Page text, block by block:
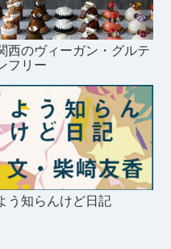
西のヴィーガン・グルテ
フリー
う知らんけど日記